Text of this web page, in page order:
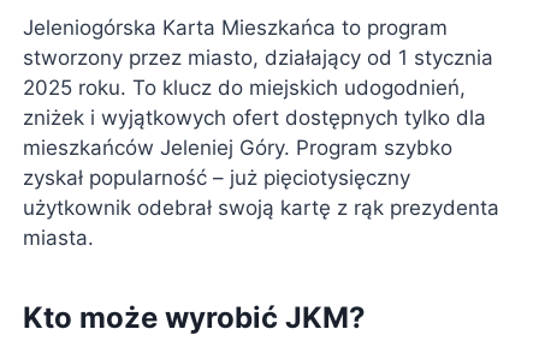
Jeleniogórska Karta Mieszkańca to program
stworzony przez miasto, działający od 1 stycznia
2025 roku. To klucz do miejskich udogodnień,
zniżek i wyjątkowych ofert dostępnych tylko dla
mieszkańców Jeleniej Góry. Program szybko
zyskał popularność – już pięciotysięczny
użytkownik odebrał swoją kartę z rąk prezydenta
miasta.
Kto może wyrobić JKM?